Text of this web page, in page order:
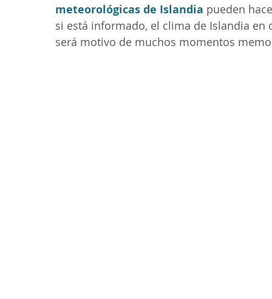
meteorológicas de Islandia pueden
si está informado, el clima de Islandia
será motivo de muchos momentos